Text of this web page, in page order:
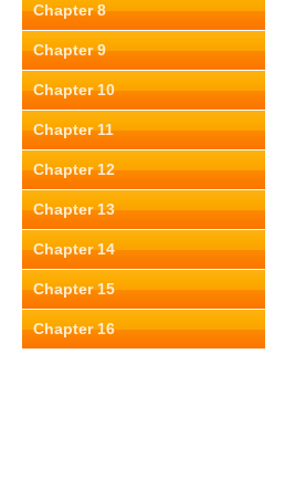
Chapter 8
Chapter 9
Chapter 10
Chapter 11
Chapter 12
Chapter 13
Chapter 14
Chapter 15
Chapter 16